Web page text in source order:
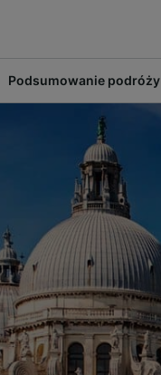
Podsumowanie podróży